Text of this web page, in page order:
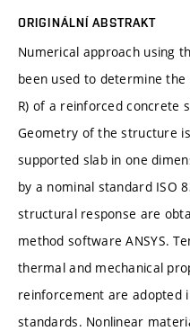
ORIGINÁLNÍ ABSTRAKT
Numerical approach using
been used to determine
R) of a reinforced concrete
Geometry of the structure
supported slab in one
by a nominal standard ISO
structural response are
method software ANSYS.
thermal and mechanical
reinforcement are adopted
standards. Nonlinear